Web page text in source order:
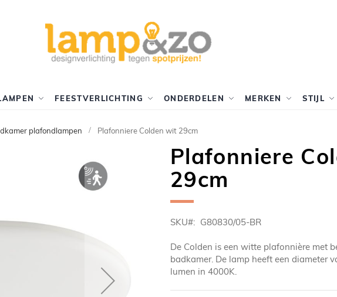
FEESTVERLICHTING ONDERDELEN MERKEN STIJL
plafondlampen Plafonniere Colden wit 29cm
Plafonniere
29cm
SKU G80830/05-BR
De Colden is een witte plafonnière met
badkamer. De lamp heeft een diameter
lumen in 4000K.